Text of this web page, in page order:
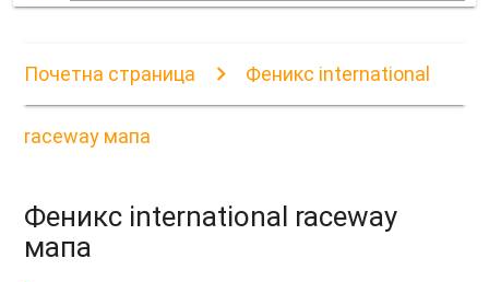
Почетна страница Феникс international
raceway мапа
Феникс international raceway
мапа